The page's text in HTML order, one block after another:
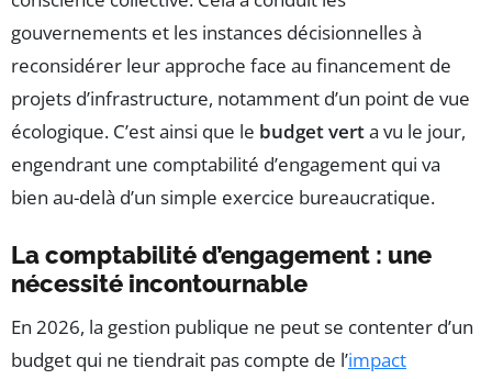
gouvernements et les instances décisionnelles à
reconsidérer leur approche face au financement de
projets d’infrastructure, notamment d’un point de vue
écologique. C’est ainsi que le budget verta vu le jour,
engendrant une comptabilité d’engagement qui va
bien au-delà d’un simple exercice bureaucratique.
La comptabilité d’engagement : une
nécessité incontournable
En 2026, la gestion publique ne peut se contenter d’un
budget qui ne tiendrait pas compte de l’impact